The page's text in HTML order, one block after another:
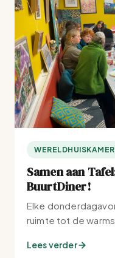
WERELDHUISKAMER
Samen aan
BuurtDiner!
Elke
ruimte tot de
Lees verder